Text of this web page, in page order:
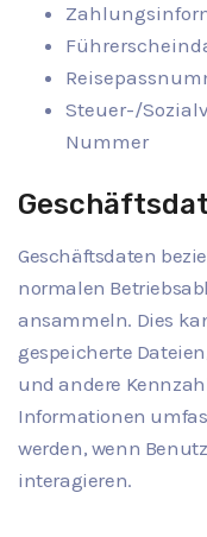
Steuer-/
Nummer
Geschäftsdaten
normalen
ansammeln. Dies
gespeicherte
und andere
Informationen
werden, wenn
interagieren.